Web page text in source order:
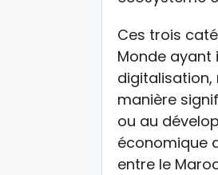
Ces trois
Monde ayant
manière
ou au
économique
entre le